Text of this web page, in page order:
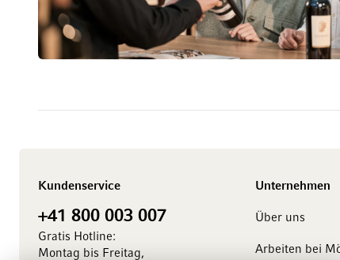
Kundenservice
+41 800 003 007
Gratis Hotline:
Montag bis Freitag,
Unternehmen
Über uns
Arbeiten bei